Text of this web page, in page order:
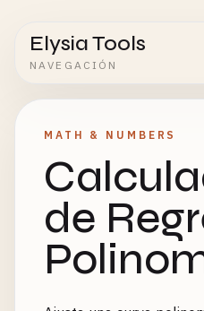
Elysia Tools
NAVEGACIÓN
MATH & NUMBERS
de